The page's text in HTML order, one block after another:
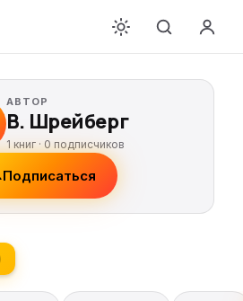
АВТОР
В. Шрейберг
1 книг · 0 подписчиков
Подписаться